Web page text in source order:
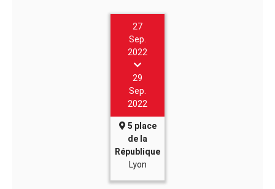
27
Sep.
2022
29
Sep.
2022
5 place
de la
République
Lyon